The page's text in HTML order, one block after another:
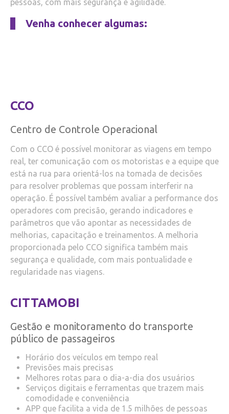
pessoas, com mais segurança e agilidade.
Venha conhecer algumas:
CCO
Centro de Controle Operacional
Com o CCO é possível monitorar as viagens em tempo
real, ter comunicação com os motoristas e a equipe que
está na rua para orientá-los na tomada de decisões
para resolver problemas que possam interferir na
operação. É possível também avaliar a performance dos
operadores com precisão, gerando indicadores e
parâmetros que vão apontar as necessidades de
melhorias, capacitação e treinamentos. A melhoria
proporcionada pelo CCO significa também mais
segurança e qualidade, com mais pontualidade e
regularidade nas viagens.
CITTAMOBI
Gestão e monitoramento do transporte
público de passageiros
Horário dos veículos em tempo real
Previsões mais precisas
Melhores rotas para o dia-a-dia dos usuários
Serviços digitais e ferramentas que trazem mais
comodidade e conveniência
APP que facilita a vida de 1.5 milhões de pessoas